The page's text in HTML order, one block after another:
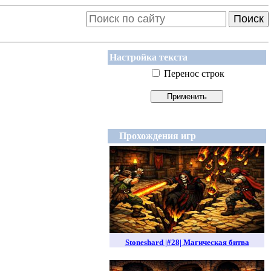
Поиск
Настройка текста
Перенос строк
Прохождения игр
Stoneshard |#28| Магическая битва